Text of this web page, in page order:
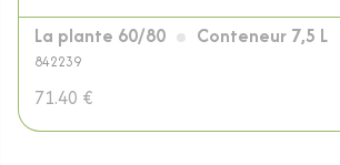
La plante 60/80
Conteneur 7,5 L
842239
71.40 €